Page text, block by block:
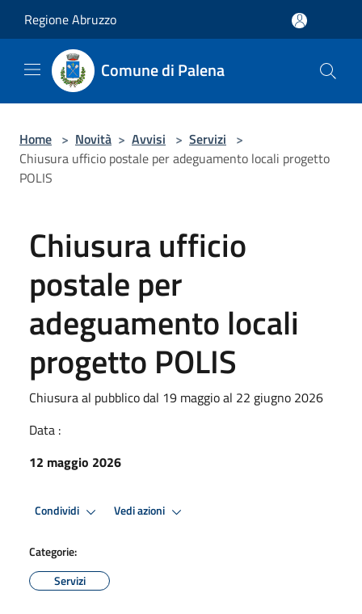
Regione Abruzzo
Comune di Palena
Home > Novità > Avvisi > Servizi >
Chiusura ufficio postale per adeguamento locali progetto
POLIS
Chiusura ufficio
postale per
adeguamento locali
progetto POLIS
Chiusura al pubblico dal 19 maggio al 22 giugno 2026
Data :
12 maggio 2026
Condividi Vedi azioni
Categorie:
Servizi